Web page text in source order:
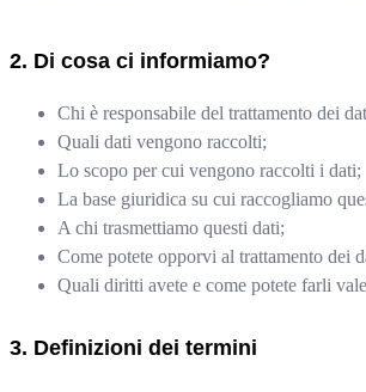
Di cosa ci informiamo?
Chi è responsabile del trattamento dei
Quali dati vengono raccolti;
Lo scopo per cui vengono raccolti i dati;
La base giuridica su cui raccogliamo
A chi trasmettiamo questi dati;
Come potete opporvi al trattamento dei
Quali diritti avete e come potete farli
Definizioni dei termini